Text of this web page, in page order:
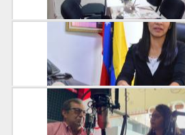
Disiserbi agasajó a las madres de la Biblioteca ...
Unellez impulsa primera Feria de Trabajadores Emp...